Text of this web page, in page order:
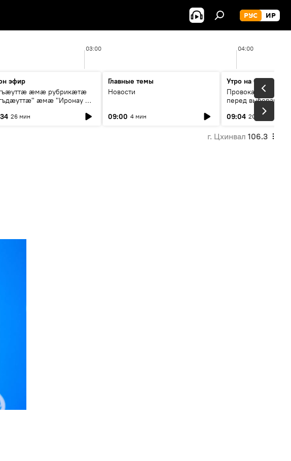
РУС ИР
03:00 04:00
эфир
æмæ рубрикæтæ
æмæ "Иронау æй
26 мин
Главные темы
Новости
09:00 4 мин
Утро на Спутнике
Провокации со
перед выборами в
09:04 20 мин
г. Цхинвал 106.3